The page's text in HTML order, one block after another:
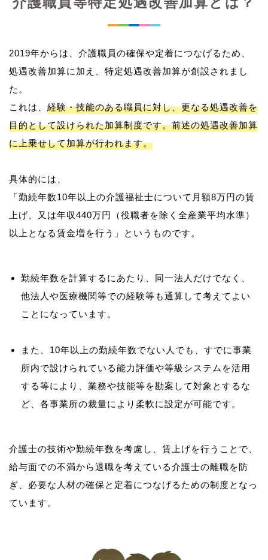
2019年からは、介護職員の確保や定着につなげるため、
処遇改善加算に加え、特定処遇改善加算が創設されまし
た。
これは、 経験・技能のある職員に対し、更なる処遇改善を
目的として設けられた加算制度です。前述の処遇改善加算
に上乗せして加算が行われます。
具体的には、
「勤続年数10年以上の介護福祉士について月額8万円の賃
上げ、又は年収440万円（役職者を除く全産業平均水準）
勤続年数を計算するにあたり、同一法人だけでなく、
他法人や医療機関等での経験等も通算して考えてよい
ことになっています。
また、10年以上の勤続年数でない人でも、すでに事業
所内で設けられている能力評価や等級システムを活用
する等により、業務や技能等を勘案して対象とするな
ど、各事業所の裁量により柔軟に設定が可能です。
介護士の技術や勤続年数を考慮し、賃上げを行うことで、
給与面での不満から退職を考えている介護士の離職を防
ぎ、必要な人材の確保と定着につなげるための制度となっ
ています。